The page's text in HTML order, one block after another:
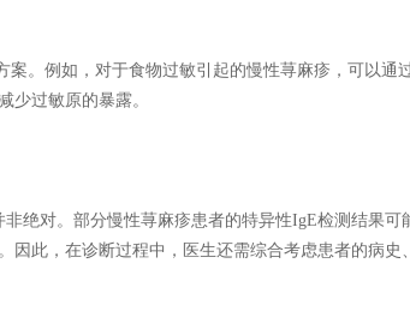
。例如，对于食物过敏引起的慢性荨麻疹，可以通
少过敏原的暴露。
对。部分慢性荨麻疹患者的特异性IgE检测结果可
此，在诊断过程中，医生还需综合考虑患者的病史